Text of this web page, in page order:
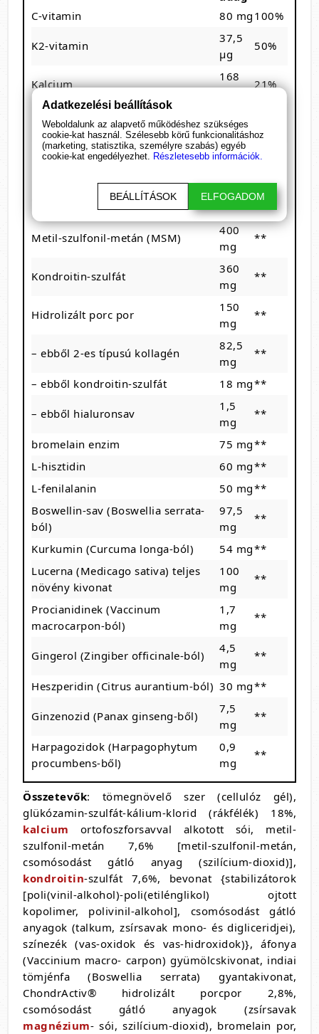
C-vitamin
80 mg 100%
K2-vitamin
37,5
µg
50%
Kalcium
168
21%
Foszfor
mg
Mangán
3.5
175%
Glükózamin-szulfát
724
mg
**
Metil-szulfonil-metán (MSM)
400
mg
**
Kondroitin-szulfát
360
mg
**
Hidrolizált porc por
150
mg
**
– ebből 2-es típusú kollagén
82,5
mg
**
– ebből kondroitin-szulfát 18 mg**
– ebből hialuronsav
1,5
mg
**
bromelain enzim 75 mg**
L-hisztidin
60 mg**
L-fenilalanin
50 mg**
Boswellin-sav (Boswellia serrata-
ból)
97,5
mg
**
Kurkumin (Curcuma longa-ból) 54 mg**
Lucerna (Medicago sativa) teljes
növény kivonat
100
mg
**
Procianidinek (Vaccinum
macrocarpon-ból)
1,7
mg
**
Gingerol (Zingiber officinale-ból)
4,5
mg
**
Heszperidin (Citrus aurantium-ból) 30 mg**
Ginzenozid (Panax ginseng-ből)
7,5
mg
**
Harpagozidok (Harpagophytum
procumbens-ből)
0,9
mg
**
Összetevők: tömegnövelő szer (cellulóz gél),
glükózamin-szulfát-kálium-klorid (rákfélék) 18%,
kalcium ortofoszforsavval alkotott sói, metil-
szulfonil-metán 7,6% [metil-szulfonil-metán,
csomósodást gátló anyag (szilícium-dioxid)],
kondroitin-szulfát 7,6%, bevonat {stabilizátorok
[poli(vinil-alkohol)-poli(etilénglikol) ojtott
kopolimer, polivinil-alkohol], csomósodást gátló
anyagok (talkum, zsírsavak mono- és digliceridjei),
színezék (vas-oxidok és vas-hidroxidok)}, áfonya
(Vaccinium macro- carpon) gyümölcskivonat, indiai
tömjénfa (Boswellia serrata) gyantakivonat,
ChondrActiv® hidrolizált porcpor 2,8%,
csomósodást gátló anyagok (zsírsavak
magnézium- sói, szilícium-dioxid), bromelain por,
Adatkezelési beállítások
Weboldalunk az alapvető működéshez szükséges
cookie-kat használ. Szélesebb körű funkcionalitáshoz
(marketing, statisztika, személyre szabás) egyéb
cookie-kat engedélyezhet. Részletesebb információk.
BEÁLLÍTÁSOK ELFOGADOM